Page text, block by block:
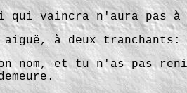
vaincra n'aura pas
à deux tranchants:
nom, et tu n'as pas